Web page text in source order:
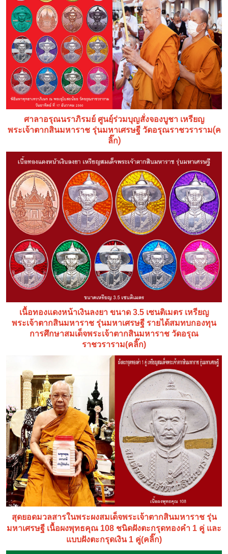
ศาลาอรุณนราภิรมย์ ศูนยฺ์ร่วมบุญสั่งจองบูชา เหรียญ
พระเจ้าตากสินมหาราช รุ่นมหาเศรษฐี วัดอรุณราชวราราม(ค
ลิ๊ก)
เนื้อทองแดงหน้าเงินลงยา ขนาด 3.5 เซนติเมตร เหรียญ
พระเจ้าตากสินมหาราช รุ่นมหาเศรษฐี รายได้สมทบกองทุน
การศึกษาสมเด็จพระเจ้าตากสินมหาราช วัดอรุณ
ราชวราราม(คลิ๊ก)
สุดยอดมวลสารในพระผงสมเด็จพระเจ้าตากสินมหาราช รุ่น
มหาเศรษฐี เนื้อผงพุทธคุณ 108 ชนิดฝังตะกรุดทองคำ 1 คู่ และ
แบบฝังตะกรุดเงิน 1 คู่(คลิ๊ก)